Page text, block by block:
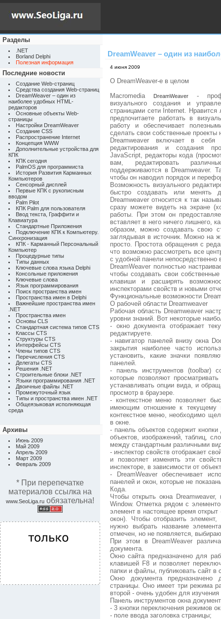
Разделы
.NET
Borland Delphi
Полезная информация
Последние новости
Создание Web-страниц
Средства создания Web-страниц
DreamWeaver – один из
наиболее удобных HTML-
редакторов
Основные объекты Web-
страницы
Настройки DreamWeaver
Создание CSS
Распространение Internet
Концепция WWW
Дополнительные устройства для
КПК
КПК сегодня
PalmOS для программиста
История Развития Карманных
Компьютеров
Сенсорный дисплей
Первые КПК с рукописным
вводом
Palm Pilot
КПК Palm для пользователя
Ввод текста, Граффити и
Клавиатура
Стандартные Приложения
Подключение КПК к Компьютеру.
Синхронизация
КПК - Карманный Персональный
Компьютер
Процедурные типы
Типы данных
Ключевые слова языка Delphi
Консольные приложения
Ключевые слова
Язык программирования
Поиск пространства имен
Пространства имен в Delphi
Важнейшие пространства имен
.NET
Пространства имен
Основы CLS
Стандартная система типов CTS
Классы CTS
Структуры CTS
Интерфейсы CTS
Члены типов CTS
Перечисления CTS
Делегаты CTS
Решения .NET
Строительные блоки .NET
Языки программирования .NET
Двоичные файлы .NET
Промежуточный язык
Типы и пространства имен .NET
Общеязыковая исполняющая
среда
Архивы
Июнь 2009
Май 2009
Апрель 2009
Март 2009
Февраль 2009
* При перепечатке
материалов ссылка на
www.SeoLiga.ru обязательна!
DreamWeaver – один из
4 июня 2009
О DreamWeaver-е в целом
Macromedia
DreamWeaver
-
визуального создания и
страницами сети Internet.
предпочитаете работать в
работу и обеспечивает
сделать свои собственные проекты
Dreamweaver включает в
редактирования и создания
JavaScript, редакторы кода
вам, редактировать
поддерживаются в Dreamweaver.
чтобы он наводил порядок и
Возможность визуального
быстро создавать или менять
Dreamweaver относится к так
сразу можете видеть на экране
работы. При этом он
вставляет в него ничего лишнего,
образом, можно создавать свою
заглядывая в источник. Можно на
просто. Простота обращения с
что возможно рассмотреть все
с удобной панели непосредственно
DreamWeaver полностью
чтобы создавать свои
клавиши и расширять
инспекторами свойств и новыми
Функциональные возможности
О рабочей области Dreamweaver
Рабочая область Dreamweaver
уровни знаний. Вот некоторые
- окно документа отображает
редактируете.
- навигатор панелей внизу окна
закрытия наиболее часто
установить, какие значки
панелей.
- панель инструментов (toolbar)
которые позволяют
устанавливать опции вида, и
просмотр в браузере.
- контекстное меню позволяет
имеющим отношение к текущему
контекстное меню, необходимо
в окне.
- панель объектов содержит
объектов, изображений, таблиц,
между стандартным различными
- инспектор свойств отображает
и позволяет изменять эти
инспекторе, в зависимости от
- DreamWeaver обеспечивает
панелей и окон, которые не
Кода.
Чтобы открыть окна
Window. Отметка рядом с
элемент в настоящее время
окон). Чтобы отобразить
нужно выбрать название
отмечен, но не появляется,
При этом в DreamWeaver
документа.
Окно сайта предназначено для
клавишей F8 и позволяет
папки и файлы, публиковать сайт в
Окно документа предназначено
страницы. Оно имеет три режима
второй - очень удобен для
Панель инструментов окна
- 3 кнопки переключения режимов
- поле ввода заголовка страницы;